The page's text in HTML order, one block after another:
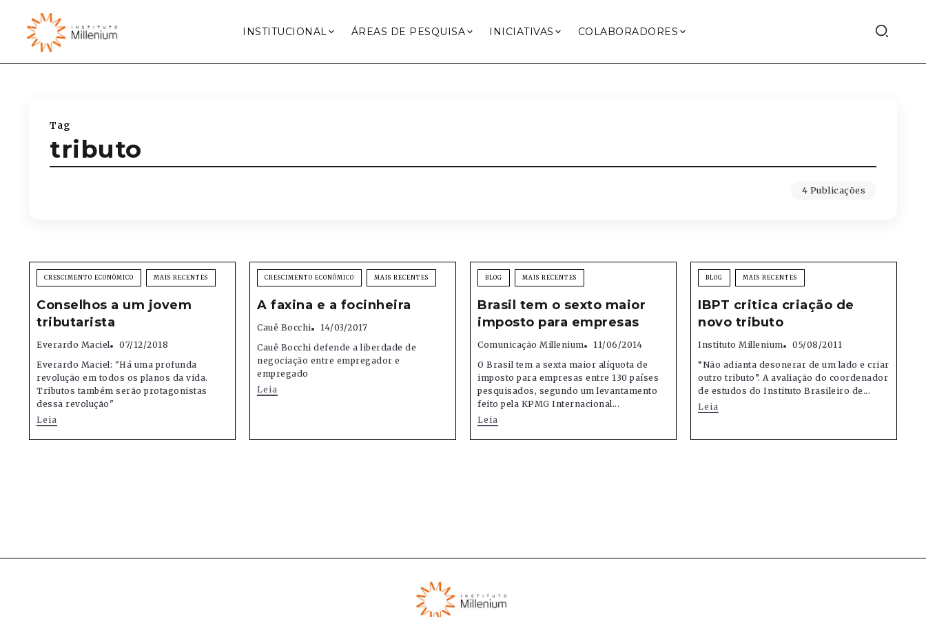
INSTITUCIONAL ÁREAS DE PESQUISA INICIATIVAS COLABORADORES
Tag
tributo
4 Publicações
CRESCIMENTO ECONÔMICO MAIS RECENTES
Conselhos a um jovem
tributarista
Everardo Maciel
07/12/2018
Everardo Maciel: "Há uma profunda
revolução em todos os planos da vida.
Tributos também serão protagonistas
dessa revolução"
Leia
CRESCIMENTO ECONÔMICO MAIS RECENTES
A faxina e a focinheira
Cauê Bocchi
14/03/2017
Cauê Bocchi defende a liberdade de
negociação entre empregador e
empregado
Leia
BLOG MAIS RECENTES
Brasil tem o sexto maior
imposto para empresas
Comunicação Millenium
11/06/2014
O Brasil tem a sexta maior alíquota de
imposto para empresas entre 130 países
pesquisados, segundo um levantamento
feito pela KPMG Internacional...
Leia
BLOG MAIS RECENTES
IBPT critica criação de
novo tributo
Instituto Millenium
05/08/2011
“Não adianta desonerar de um lado e criar
outro tributo”. A avaliação do coordenador
de estudos do Instituto Brasileiro de...
Leia